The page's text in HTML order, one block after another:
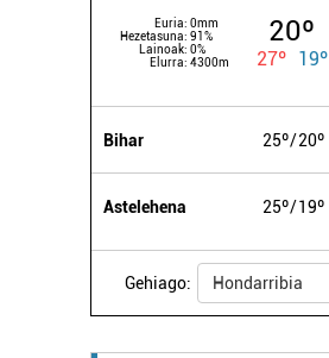
Euria: 0mm
Hezetasuna: 91%
Lainoak: 0%
Elurra: 4300m
20º
27º 19º
Bihar 25º 20º
Astelehena 25º 19º
Gehiago: Hondarribia